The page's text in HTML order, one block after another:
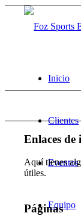
Inicio
Clientes
Eventos
Equipo
Enlaces de
Aquí tienes
útiles.
Páginas